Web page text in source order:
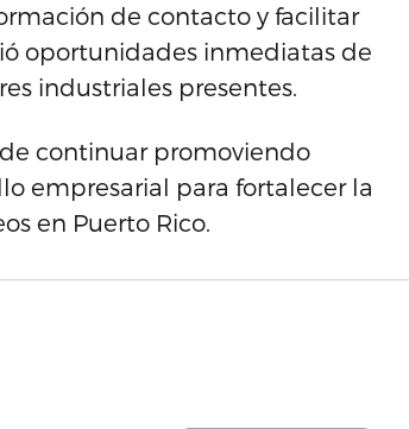
de contacto y facilitar
oportunidades inmediatas de
industriales presentes.
continuar promoviendo
empresarial para fortalecer la
en Puerto Rico.